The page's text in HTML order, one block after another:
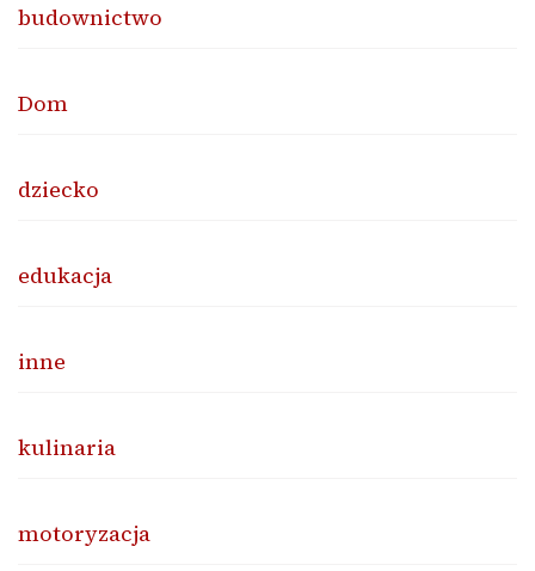
budownictwo
Dom
dziecko
edukacja
inne
kulinaria
motoryzacja